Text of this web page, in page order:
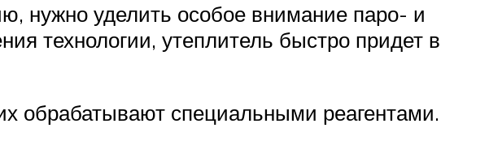
нужно уделить особое внимание паро- и
технологии, утеплитель быстро придет в
обрабатывают специальными реагентами.